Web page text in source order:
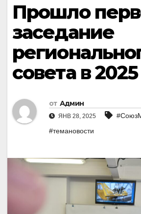
Прошло
заседание
совета в
от Админ
ЯНВ 28, 2025
#темановости